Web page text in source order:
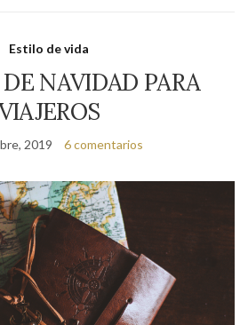
Estilo de vida
NAVIDAD PARA
2019 6 comentarios